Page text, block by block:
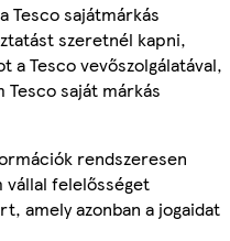
Tesco sajátmárkás
szeretnél kapni,
a Tesco vevőszolgálatával,
Tesco saját márkás
rendszeresen
felelősséget
amely azonban a jogaidat